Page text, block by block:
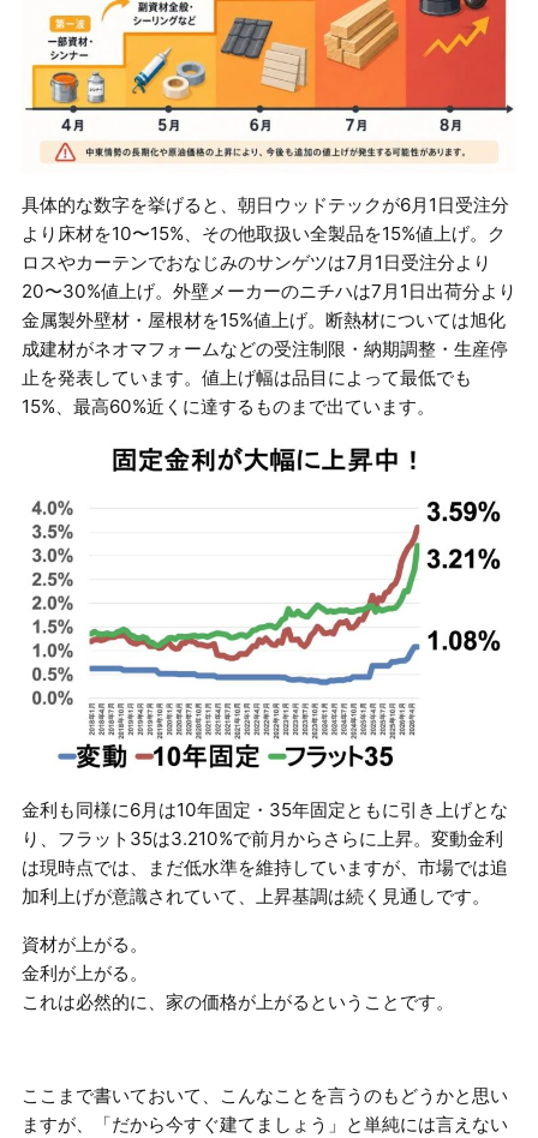
具体的な数字を挙げると、朝日ウッドテックが6月1日受注分
より床材を10〜15%、その他取扱い全製品を15%値上げ。ク
ロスやカーテンでおなじみのサンゲツは7月1日受注分より
20〜30%値上げ。外壁メーカーのニチハは7月1日出荷分より
金属製外壁材・屋根材を15%値上げ。断熱材については旭化
成建材がネオマフォームなどの受注制限・納期調整・生産停
止を発表しています。値上げ幅は品目によって最低でも
15%、最高60%近くに達するものまで出ています。
金利も同様に6月は10年固定・35年固定ともに引き上げとな
り、フラット35は3.210%で前月からさらに上昇。変動金利
は現時点では、まだ低水準を維持していますが、市場では追
加利上げが意識されていて、上昇基調は続く見通しです。
資材が上がる。
金利が上がる。
これは必然的に、家の価格が上がるということです。
ここまで書いておいて、こんなことを言うのもどうかと思い
ますが、「だから今すぐ建てましょう」と単純には言えない